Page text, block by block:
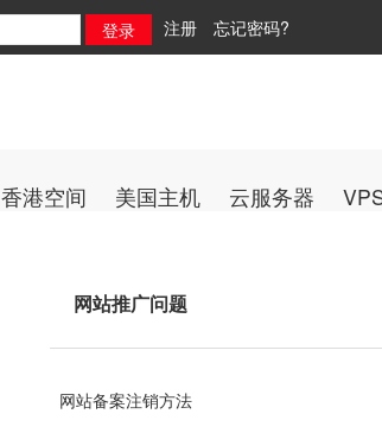
注册 忘记密码?
香港空间 美国主机 云服务器
网站推广问题
网站备案注销方法